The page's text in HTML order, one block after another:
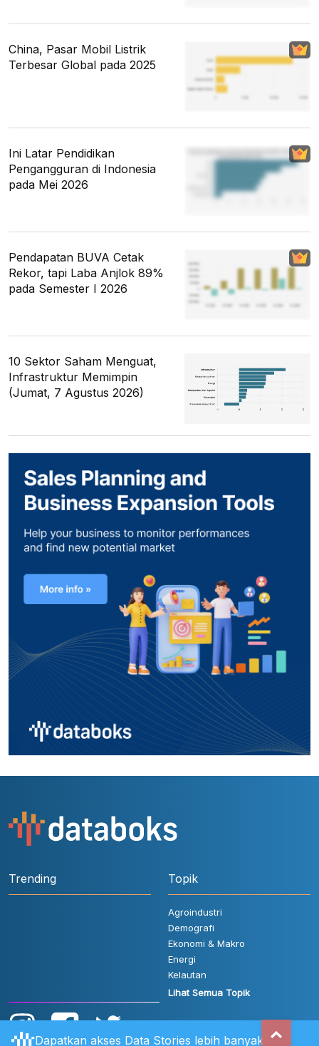
China, Pasar Mobil Listrik
Terbesar Global pada 2025
Ini Latar Pendidikan
Pengangguran di Indonesia
pada Mei 2026
Pendapatan BUVA Cetak
Rekor, tapi Laba Anjlok 89%
pada Semester I 2026
10 Sektor Saham Menguat,
Infrastruktur Memimpin
(Jumat, 7 Agustus 2026)
Trending Topik
Agroindustri
Demografi
Ekonomi & Makro
Energi
Kelautan
Lihat Semua Topik
Dapatkan akses Data Stories lebih banyak